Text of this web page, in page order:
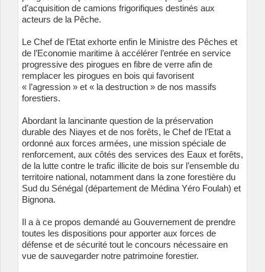
d’acquisition de camions frigorifiques destinés aux
acteurs de la Pêche.
Le Chef de l’Etat exhorte enfin le Ministre des Pêches et
de l’Economie maritime à accélérer l’entrée en service
progressive des pirogues en fibre de verre afin de
remplacer les pirogues en bois qui favorisent
« l’agression » et « la destruction » de nos massifs
forestiers.
Abordant la lancinante question de la préservation
durable des Niayes et de nos forêts, le Chef de l’Etat a
ordonné aux forces armées, une mission spéciale de
renforcement, aux côtés des services des Eaux et forêts,
de la lutte contre le trafic illicite de bois sur l’ensemble du
territoire national, notamment dans la zone forestière du
Sud du Sénégal (département de Médina Yéro Foulah) et
Bignona.
Il a à ce propos demandé au Gouvernement de prendre
toutes les dispositions pour apporter aux forces de
défense et de sécurité tout le concours nécessaire en
vue de sauvegarder notre patrimoine forestier.